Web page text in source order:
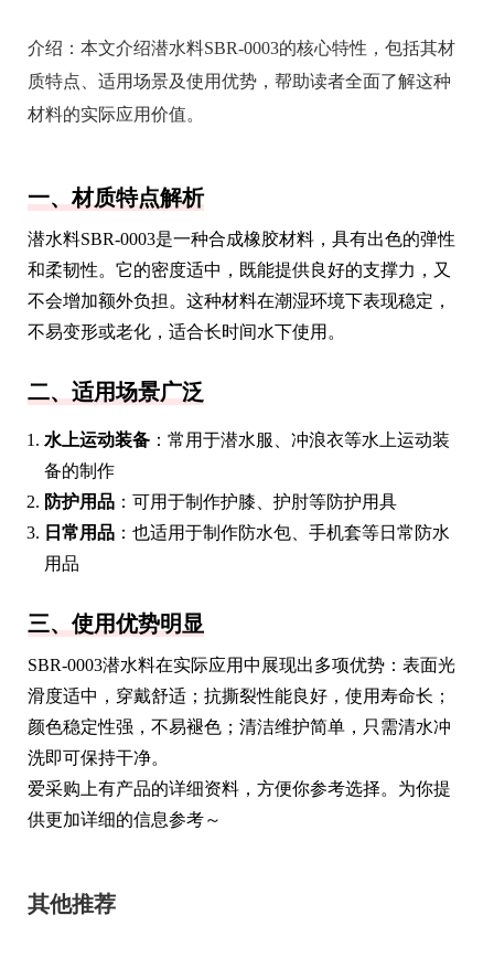
介绍： 本文介绍潜水料SBR-0003的核心特性，包括其材
质特点、适用场景及使用优势，帮助读者全面了解这种
材料的实际应用价值。
一、材质特点解析
潜水料SBR-0003是一种合成橡胶材料，具有出色的弹性
和柔韧性。它的密度适中，既能提供良好的支撑力，又
不会增加额外负担。这种材料在潮湿环境下表现稳定，
不易变形或老化，适合长时间水下使用。
二、适用场景广泛
水上运动装备 ：常用于潜水服、冲浪衣等水上运动装
备的制作
防护用品 ：可用于制作护膝、护肘等防护用具
日常用品 ：也适用于制作防水包、手机套等日常防水
用品
三、使用优势明显
SBR-0003潜水料在实际应用中展现出多项优势：表面光
滑度适中，穿戴舒适；抗撕裂性能良好，使用寿命长；
颜色稳定性强，不易褪色；清洁维护简单，只需清水冲
洗即可保持干净。
爱采购上有产品的详细资料，方便你参考选择。为你提
供更加详细的信息参考～
其他推荐